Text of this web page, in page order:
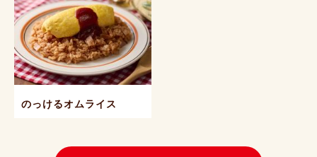
のっけるオムライス